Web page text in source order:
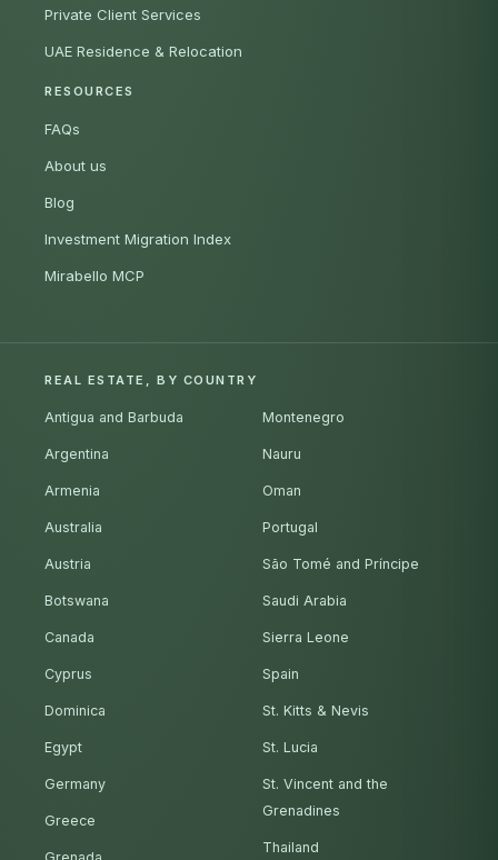
Private Client Services
UAE Residence & Relocation
RESOURCES
FAQs
About us
Blog
Investment Migration Index
Mirabello MCP
REAL ESTATE, BY COUNTRY
Antigua and Barbuda
Argentina
Armenia
Australia
Austria
Botswana
Canada
Cyprus
Dominica
Egypt
Germany
Greece
Montenegro
Nauru
Oman
Portugal
São Tomé and Príncipe
Saudi Arabia
Sierra Leone
Spain
St. Kitts & Nevis
St. Lucia
St. Vincent and the
Grenadines
Thailand